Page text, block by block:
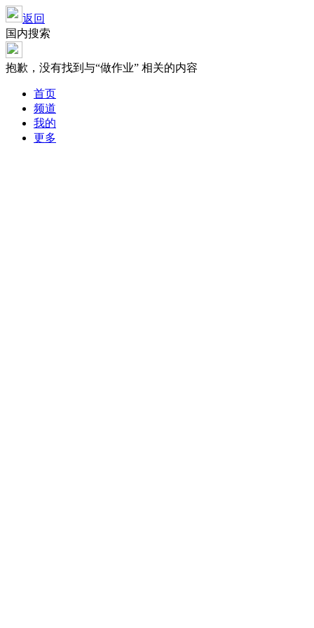
返回
国内搜索
抱歉，没有找到与“做作业” 相关的内容
首页
频道
我的
更多